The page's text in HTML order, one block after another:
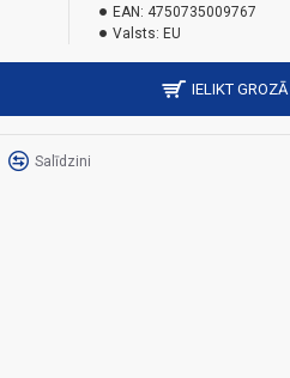
EAN: 4750735009767
Valsts: EU
IELIKT GROZĀ
Salīdzini